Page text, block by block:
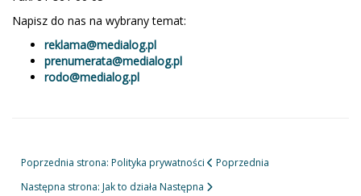
Napisz do nas na wybrany temat:
reklama@medialog.pl
prenumerata@medialog.pl
rodo@medialog.pl
Poprzednia strona: Polityka prywatności
Poprzednia
Następna strona: Jak to działa Następna